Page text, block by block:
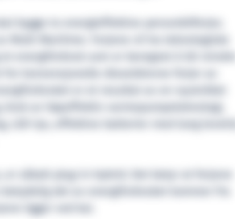
bygge to energieffektive personbilferjer,
Multi Maritime. Ferjene vil ha teknologiske
energiforbruk som er beregnet å bli mindre
er et resultat av en nyutviklet
bruk av høyeffektiv varmepumpeteknologi,
er såkalt plug-in hybrid. Det betyr at ferjene
del av energiforbruket kommer fra
ligger ved kai.